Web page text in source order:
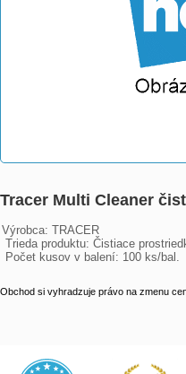
Tracer Multi Cleaner
Výrobca: TRACER
Počet kusov v balení: 100 ks/bal.
Obchod si vyhradzuje právo na zmenu